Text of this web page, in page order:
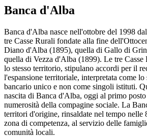
Banca d'Alba
Banca d'Alba nasce nell'ottobre del 1998
tre Casse Rurali fondate alla fine
Diano d'Alba (1895), quella di Gallo di
quella di Vezza d'Alba (1899). Le tre Casse
lo stesso territorio, stipulano accordi per il
l'espansione territoriale, interpretata come
bancario unico e non come singoli istituti.
nascita di Banca d'Alba, oggi al primo
numerosità della compagine sociale. La
territori d'origine, rinsaldate nel tempo nelle
zona di competenza, al servizio delle
comunità locali.